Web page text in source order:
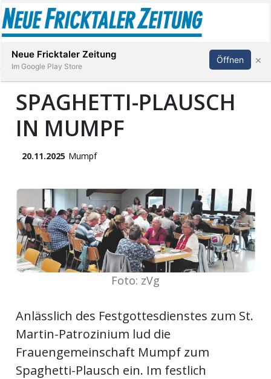
E-
Paper
App
Abonnieren Anmelden
SPAGHETTI-PLAUSCH
IN MUMPF
20.11.2025 Mumpf
Foto: zVg
Anlässlich des Festgottesdienstes zum St.
Martin-Patrozinium lud die
Frauengemeinschaft Mumpf zum
Spaghetti-Plausch ein. Im festlich
Neue Fricktaler Zeitung
Im Google Play Store
Öffnen ×